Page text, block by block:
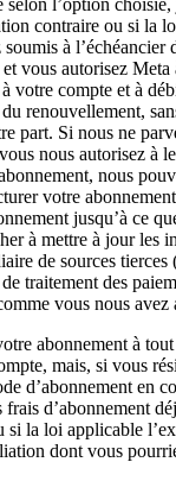
contraire ou si la
à
vous autorisez Meta
votre compte et à
renouvellement,
part. Si nous ne
nous autorisez à
nous
votre
jusqu’à ce
à mettre à jour les
de sources
traitement des
vous nous avez
abonnement à
mais, si vous
d’abonnement en
d’abonnement
la loi applicable
dont vous